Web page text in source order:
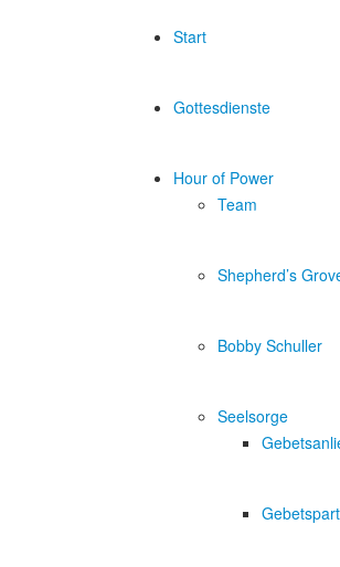
Start
Gottesdienste
Hour of Power
Team
Shepherd’s
Bobby Schuller
Seelsorge